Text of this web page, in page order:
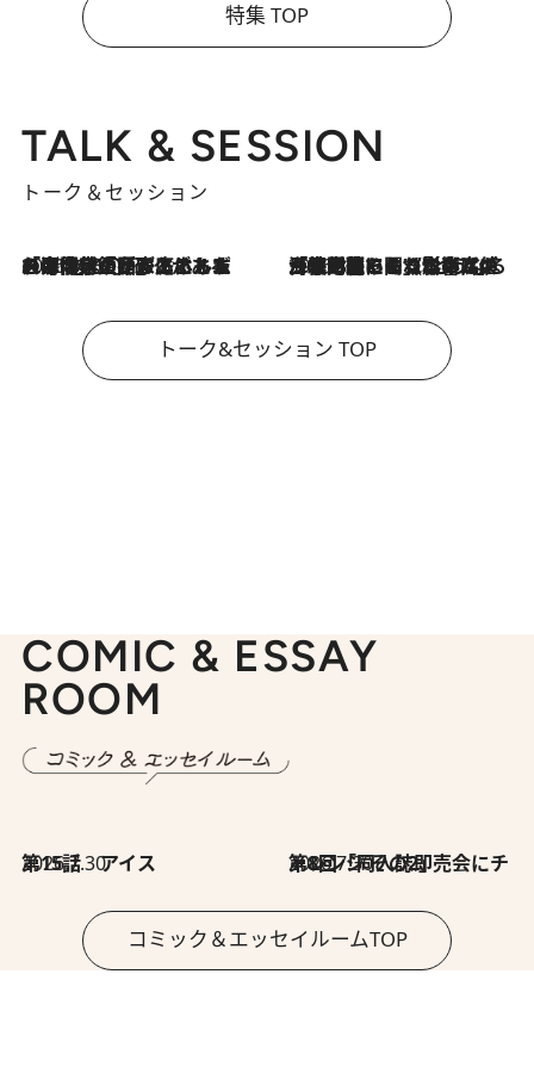
特集 TOP
TALK & SESSION
トーク＆セッション
2026.8.3
「今後値上げがあるとすれば…」「リスクがあるのは今年の冬」エネルギー専門家が語る、ホルムズ海峡封鎖が家庭にもたらす“ある心配” 2026.8.3
「住宅建てられない…」「サーチャージ料の高値が続いている」ホルムズ海峡封鎖による影響はいつまで続く？《エネルギー専門家に聞く“どうなる日本の暮らし”》
トーク&セッション TOP
COMIC & ESSAY
ROOM
2026.7.30
第15話 アイス 2026.7.30
第8回「同人誌即売会にチャレンジ その2」
コミック＆エッセイルームTOP